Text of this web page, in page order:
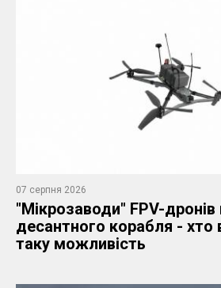
07 серпня 2026
"Мікрозаводи" FPV-дронів
десантного корабля - хто
таку можливість